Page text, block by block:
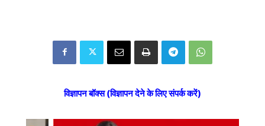
विज्ञापन बॉक्स (विज्ञापन देने के लिए संपर्क करें)